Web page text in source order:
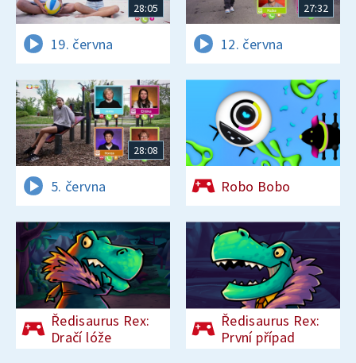
28:05
19. června
27:32
12. června
28:08
5. června Robo Bobo
Ředisaurus Rex:
Dračí lóže
Ředisaurus Rex:
První případ